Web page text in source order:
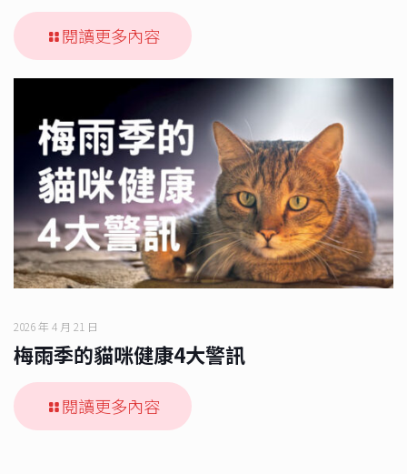
閱讀更多內容
2026 年 4 月 21 日
梅雨季的貓咪健康4大警訊
閱讀更多內容